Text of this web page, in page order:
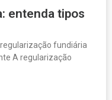
entenda tipos
fundiária
A regularização